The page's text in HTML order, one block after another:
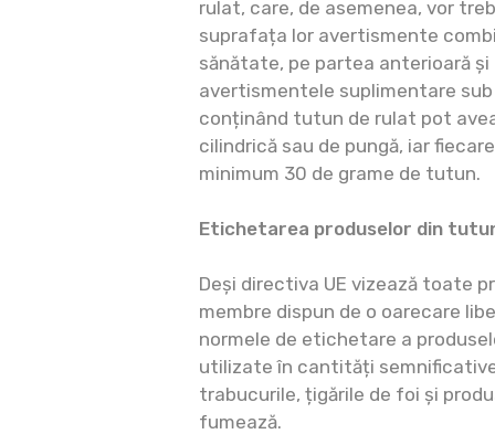
rulat, care, de asemenea, vor
suprafața lor avertismente
sănătate, pe partea anterioară
avertismentele suplimentare
conținând tutun de rulat pot
cilindrică sau de pungă, iar
minimum 30 de grame de tutun.
Etichetarea produselor din
Deși directiva UE vizează toate
membre dispun de o oarecare
normele de etichetare a
utilizate în cantități
trabucurile, țigările de foi și
fumează.